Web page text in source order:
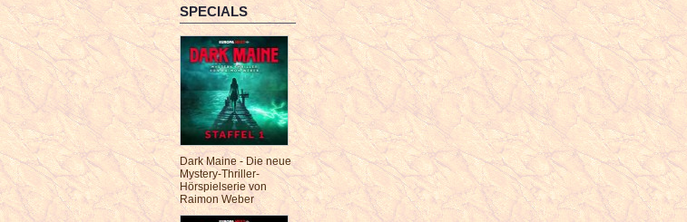
SPECIALS
Dark Maine - Die neue
Mystery-Thriller-
Hörspielserie von
Raimon Weber